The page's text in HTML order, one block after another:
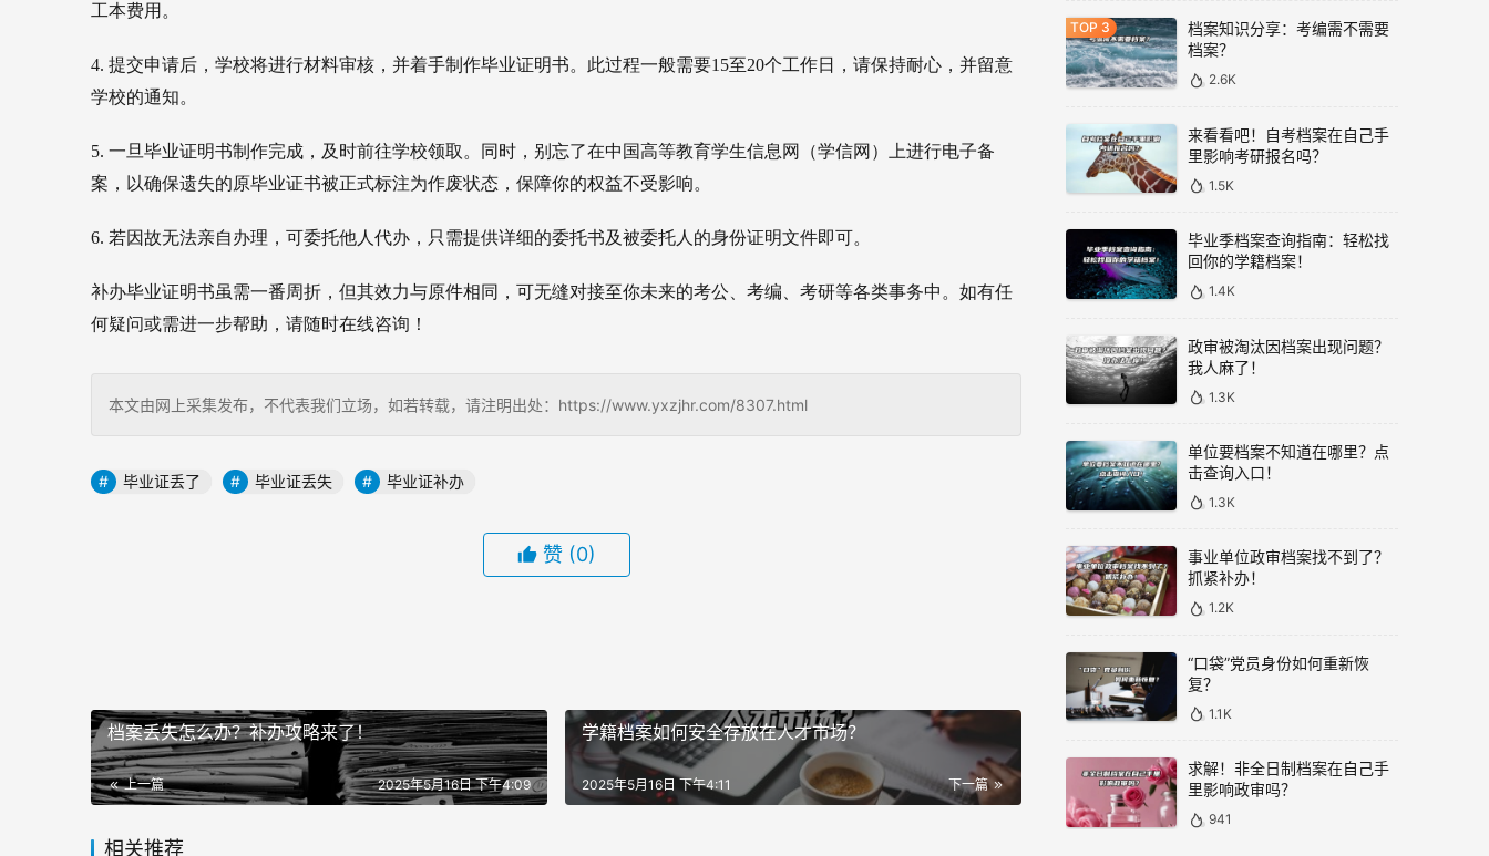
工本费用。
4. 提交申请后，学校将进行材料审核，并着手制作毕业证明书。此过程一般需要15至20个工作日，请保持耐心，并留意
学校的通知。
5. 一旦毕业证明书制作完成，及时前往学校领取。同时，别忘了在中国高等教育学生信息网（学信网）上进行电子备
案，以确保遗失的原毕业证书被正式标注为作废状态，保障你的权益不受影响。
6. 若因故无法亲自办理，可委托他人代办，只需提供详细的委托书及被委托人的身份证明文件即可。
补办毕业证明书虽需一番周折，但其效力与原件相同，可无缝对接至你未来的考公、考编、考研等各类事务中。如有任
何疑问或需进一步帮助，请随时在线咨询！
本文由网上采集发布，不代表我们立场，如若转载，请注明出处：https://www.yxzjhr.com/8307.html
毕业证丢了 毕业证丢失 毕业证补办
赞 (0)
档案丢失怎么办？补办攻略来了！
上一篇 2025年5月16日 下午4:09
学籍档案如何安全存放在人才市场？
下一篇
2025年5月16日 下午4:11
相关推荐
档案知识分享：考编需不需要
档案？
2.6K
来看看吧！自考档案在自己手
里影响考研报名吗？
1.5K
毕业季档案查询指南：轻松找
回你的学籍档案！
1.4K
政审被淘汰因档案出现问题？
我人麻了！
1.3K
单位要档案不知道在哪里？点
击查询入口！
1.3K
事业单位政审档案找不到了？
抓紧补办！
1.2K
“口袋”党员身份如何重新恢
复？
1.1K
求解！非全日制档案在自己手
里影响政审吗？
941